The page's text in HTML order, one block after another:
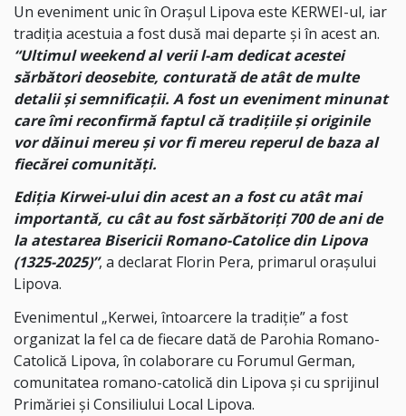
Un eveniment unic în Orașul Lipova este KERWEI-ul, iar
tradiția acestuia a fost dusă mai departe și în acest an.
“Ultimul weekend al verii l-am dedicat acestei
sărbători deosebite, conturată de atât de multe
detalii și semnificații. A fost un eveniment minunat
care îmi reconfirmă faptul că tradițiile și originile
vor dăinui mereu și vor fi mereu reperul de baza al
fiecărei comunități.
Ediția Kirwei-ului din acest an a fost cu atât mai
importantă, cu cât au fost sărbătoriți 700 de ani de
la atestarea Bisericii Romano-Catolice din Lipova
(1325-2025)”, a declarat Florin Pera, primarul orașului
Lipova.
Evenimentul „Kerwei, întoarcere la tradiție” a fost
organizat la fel ca de fiecare dată de Parohia Romano-
Catolică Lipova, în colaborare cu Forumul German,
comunitatea romano-catolică din Lipova și cu sprijinul
Primăriei și Consiliului Local Lipova.